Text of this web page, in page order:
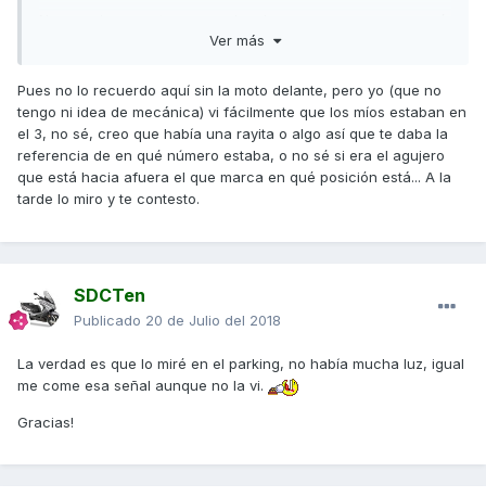
Ver más
Pues no lo recuerdo aquí sin la moto delante, pero yo (que no
tengo ni idea de mecánica) vi fácilmente que los míos estaban en
el 3, no sé, creo que había una rayita o algo así que te daba la
referencia de en qué número estaba, o no sé si era el agujero
que está hacia afuera el que marca en qué posición está... A la
tarde lo miro y te contesto.
SDCTen
Publicado 20 de Julio del 2018
La verdad es que lo miré en el parking, no había mucha luz, igual
me come esa señal aunque no la vi.
Gracias!